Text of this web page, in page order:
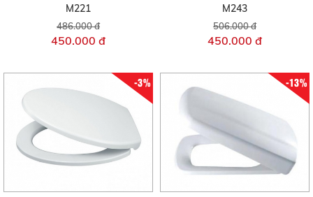
M221
486.000 đ
450.000 đ
M243
506.000 đ
450.000 đ
-3% -13%